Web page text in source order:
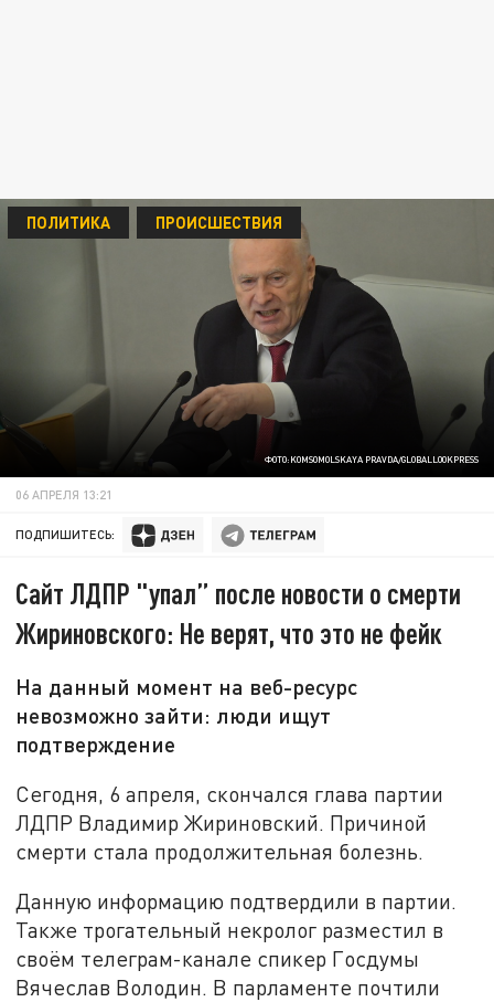
ФОТО:KOMSOMOLSKAYA PRAVDA/GLOBALLOOKPRESS
ПОЛИТИКА ПРОИСШЕСТВИЯ
06 АПРЕЛЯ 13:21
ПОДПИШИТЕСЬ:
Сайт ЛДПР "упал” после новости о смерти
Жириновского: Не верят, что это не фейк
На данный момент на веб-ресурс
невозможно зайти: люди ищут
подтверждение
Сегодня, 6 апреля, скончался глава партии
ЛДПР Владимир Жириновский. Причиной
смерти стала продолжительная болезнь.
Данную информацию подтвердили в партии.
Также трогательный некролог разместил в
своём телеграм-канале спикер Госдумы
Вячеслав Володин. В парламенте почтили